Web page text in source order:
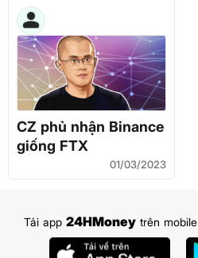
CZ phủ nhận Binance
giống FTX
01/03/2023
Tải app 24HMoney trên mobile